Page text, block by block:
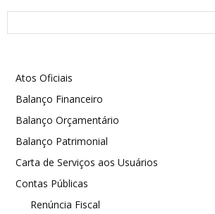
Atos Oficiais
Balanço Financeiro
Balanço Orçamentário
Balanço Patrimonial
Carta de Serviços aos Usuários
Contas Públicas
Renúncia Fiscal